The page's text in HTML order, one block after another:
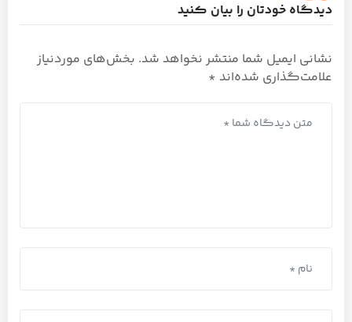
دیدگاه خودتان را بیان کنید
نشانی ایمیل شما منتشر نخواهد شد. بخش‌های موردنیاز
علامت‌گذاری شده‌اند *